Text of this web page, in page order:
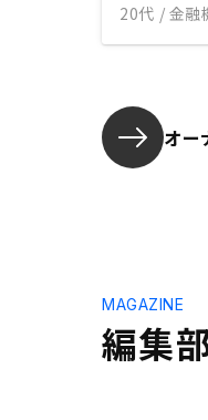
20代 / 金融
オー
編集
MAGAZINE